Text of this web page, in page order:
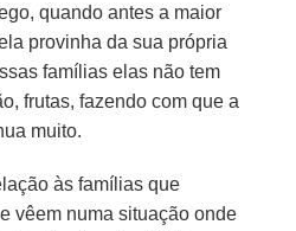
quando antes a maior
provinha da sua própria
famílias elas não tem
frutas, fazendo com que a
muito.
às famílias que
vêem numa situação onde